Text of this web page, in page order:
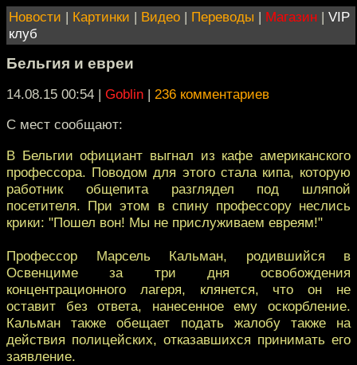
Новости | Картинки | Видео | Переводы | Магазин | VIP
клуб
Бельгия и евреи
14.08.15 00:54 | Goblin | 236 комментариев
С мест сообщают:
В Бельгии официант выгнал из кафе американского
профессора. Поводом для этого стала кипа, которую
работник общепита разглядел под шляпой
посетителя. При этом в спину профессору неслись
крики: "Пошел вон! Мы не прислуживаем евреям!"
Профессор Марсель Кальман, родившийся в
Освенциме за три дня освобождения
концентрационного лагеря, клянется, что он не
оставит без ответа, нанесенное ему оскорбление.
Кальман также обещает подать жалобу также на
действия полицейских, отказавшихся принимать его
заявление.